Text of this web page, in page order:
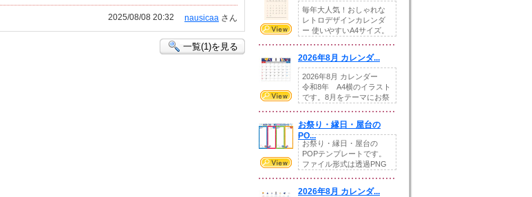
nausicaa さん
2025/08/08 20:32
一覧(1)を見る
毎年大人気！おしゃれな
レトロデザインカレンダ
ー 使いやすいA4サイズ。
2026年8月 カレンダ...
2026年8月 カレンダー
令和8年 A4横のイラスト
です。8月をテーマにお祭
お祭り・縁日・屋台の
PO...
お祭り・縁日・屋台の
POPテンプレートです。
ファイル形式は透過PNG
2026年8月 カレンダ...